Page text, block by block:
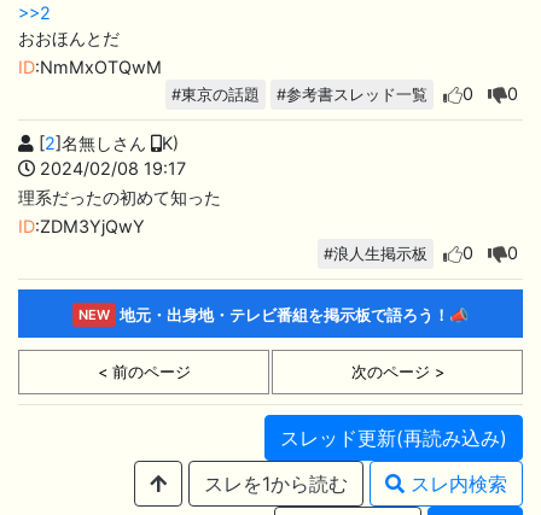
>>2
おおほんとだ
ID:NmMxOTQwM
#東京の話題 #参考書スレッド一覧 0 0
[2]名無しさん
K)
2024/02/08 19:17
理系だったの初めて知った
ID:ZDM3YjQwY
#浪人生掲示板 0 0
NEW 地元・出身地・テレビ番組を掲示板で語ろう！📣
< 前のページ 次のページ >
スレッド更新(再読み込み)
スレを1から読む
スレ内検索